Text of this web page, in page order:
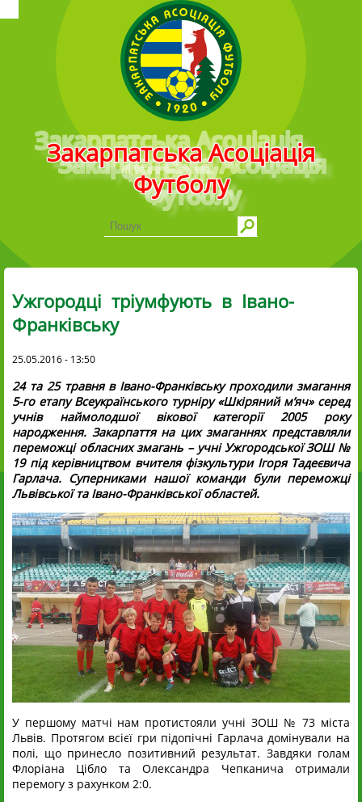
Головне меню
Закарпатська Асоціація
Футболу
Ужгородці тріумфують в Івано-
Франківську
25.05.2016 - 13:50
24 та 25 травня в Івано-Франківську проходили змагання
5-го етапу Всеукраїнського турніру «Шкіряний м’яч» серед
учнів наймолодшої вікової категорії 2005 року
народження. Закарпаття на цих змаганнях представляли
переможці обласних змагань – учні Ужгородської ЗОШ №
19 під керівництвом вчителя фізкультури Ігоря Тадеєвича
Гарлача. Суперниками нашої команди були переможці
Львівської та Івано-Франківської областей.
У першому матчі нам протистояли учні ЗОШ № 73 міста
Львів. Протягом всієї гри підопічні Гарлача домінували на
полі, що принесло позитивний результат. Завдяки голам
Флоріана Цібло та Олександра Чепканича отримали
перемогу з рахунком 2:0.